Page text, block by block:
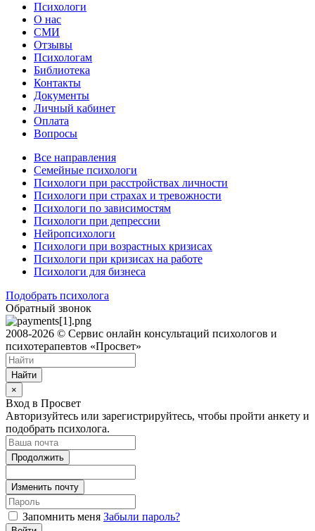
Психологи
О нас
СМИ
Отзывы
Психологам
Библиотека
Контакты
Документы
Личный кабинет
Оплата
Вопросы
Все направления
Семейные психологи
Психологи при расстройствах личности
Психологи при страхах и тревожности
Психологи по зависимостям
Психологи при депрессии
Нейропсихологи
Психологи при возрастных кризисах
Психологи при кризисах на работе
Психологи для бизнеса
Подобрать психолога
Обратный звонок
2008-2026 © Сервис онлайн консультаций психологов и
психотерапевтов «Просвет»
Найти
×
Вход в Просвет
Авторизуйтесь или зарегистрируйтесь, чтобы пройти анкету и
подобрать психолога.
Продолжить
Изменить почту
Запомнить меня Забыли пароль?